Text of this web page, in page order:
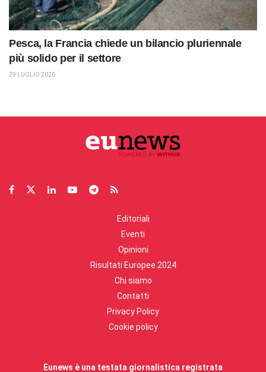
Pesca, la Francia chiede un bilancio pluriennale
più solido per il settore
29 LUGLIO 2026
Editoriali
Eventi
Opinioni
Risultati Europee 2024
Chi siamo
Contatti
Privacy Policy
Cookie policy
Eunews è una testata giornalistica registrata